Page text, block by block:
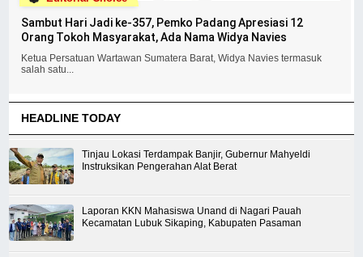
Sambut Hari Jadi ke-357, Pemko Padang Apresiasi 12
Orang Tokoh Masyarakat, Ada Nama Widya Navies
Ketua Persatuan Wartawan Sumatera Barat, Widya Navies termasuk
salah satu...
HEADLINE TODAY
Tinjau Lokasi Terdampak Banjir, Gubernur Mahyeldi
Instruksikan Pengerahan Alat Berat
Laporan KKN Mahasiswa Unand di Nagari Pauah
Kecamatan Lubuk Sikaping, Kabupaten Pasaman